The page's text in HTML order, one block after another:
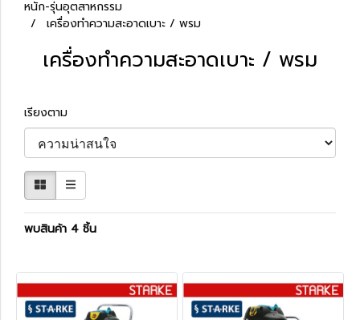
หนัก-รุ่นอุตสาหกรรม
เครื่องทำความสะอาดเบาะ / พรม
เครื่องทำความสะอาดเบาะ / พรม
เรียงตาม
พบสินค้า 4 ชิ้น